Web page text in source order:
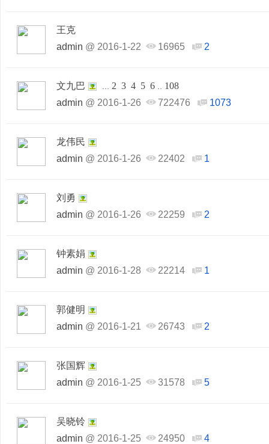
王克
admin @ 2016-1-22 16965 2
文九巴 2 3 4 5 6
108
admin @ 2016-1-26 722476 1073
龙伟民
admin @ 2016-1-26 22402 1
刘勇
admin @ 2016-1-26 22259 2
钟素娟
admin @ 2016-1-28 22214 1
郭健明
admin @ 2016-1-21 26743 2
张国辉
admin @ 2016-1-25 31578 5
吴晓铃
admin @ 2016-1-25 24950 4